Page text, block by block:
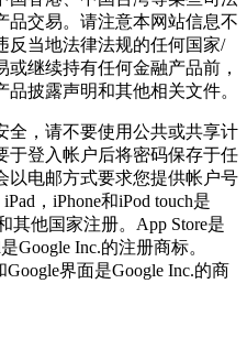
品交易。请注意本网站信息不
反当地法律法规的任何国家/
继续持有任何金融产品前，
披露声明和其他相关文件。
全，请不要使用公共或共享计
于登入帐户后将密码保存于任
以电邮方式要求您提供帐户号
，iPhone和iPod touch是
其他国家注册。App Store是
Google Inc.的注册商标。
界面是Google Inc.的商